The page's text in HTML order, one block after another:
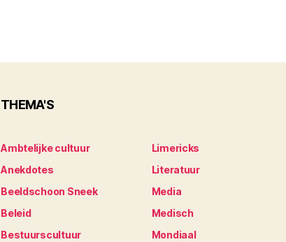
THEMA'S
Ambtelijke cultuur
Anekdotes
Beeldschoon Sneek
Beleid
Bestuurscultuur
Limericks
Literatuur
Media
Medisch
Mondiaal